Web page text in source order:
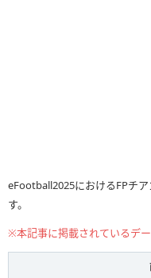
eFootball2025におけるFPチ
す。
※本記事に掲載されているデ